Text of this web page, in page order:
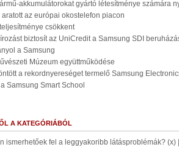
akkumulátorokat gyártó létesítménye számára
az európai okostelefon piacon
csökkent
biztosít az UniCredit a Samsung SDI
a Samsung
Múzeum együttműködése
a rekordnyereséget termelő Samsung
Samsung Smart School
A KATEGÓRIÁBÓL
ismerhetőek fel a leggyakoribb látásproblémák? (x)